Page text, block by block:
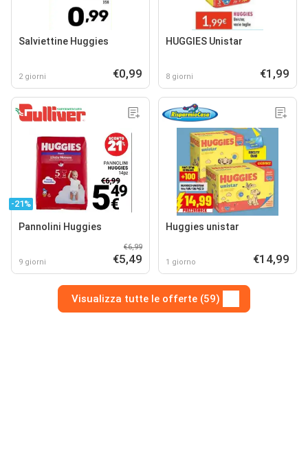
Salviettine Huggies
2 giorni €0,99
HUGGIES Unistar
8 giorni €1,99
-21%
Pannolini Huggies
9 giorni
€6,99
€5,49
Huggies unistar
1 giorno €14,99
Visualizza tutte le offerte (59)